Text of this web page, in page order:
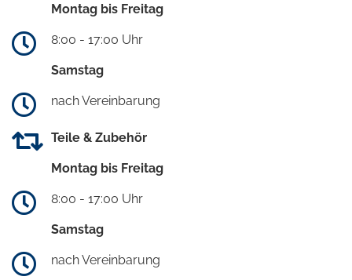
Montag bis Freitag
8:00 - 17:00 Uhr
Samstag
nach Vereinbarung
Teile & Zubehör
Montag bis Freitag
8:00 - 17:00 Uhr
Samstag
nach Vereinbarung